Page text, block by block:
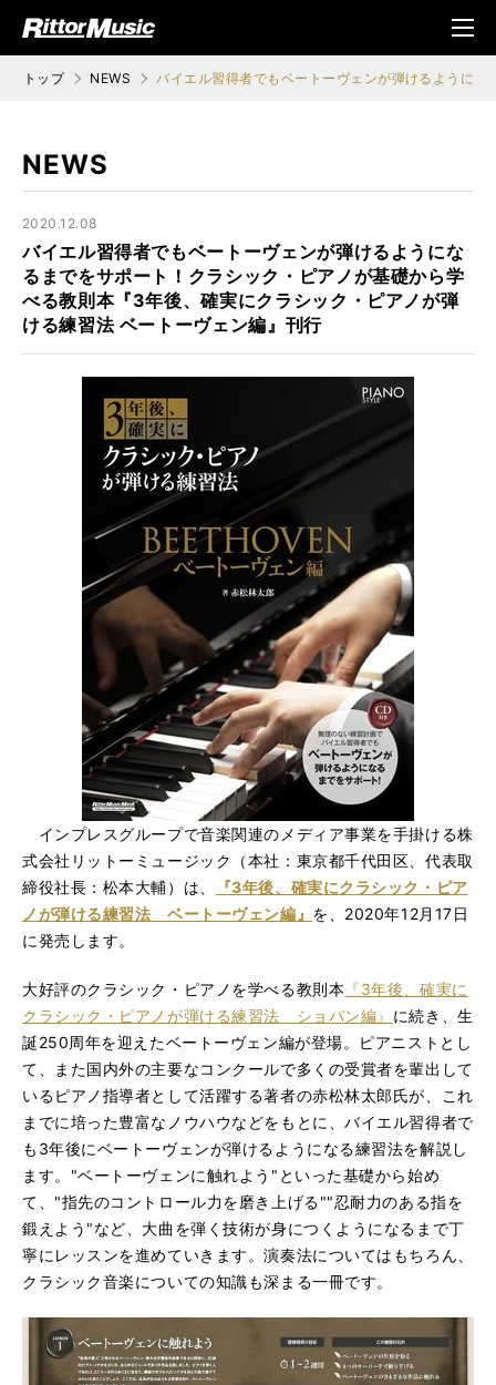
ジック (Rittor Musi
メニ
ュ
トップ NEWS バイエル習得者でもベートーヴェンが弾けるように
NEWS
2020.12.08
バイエル習得者でもベートーヴェンが弾けるようにな
るまでをサポート！クラシック・ピアノが基礎から学
べる教則本『3年後、確実にクラシック・ピアノが弾
ける練習法 ベートーヴェン編』刊行
インプレスグループで音楽関連のメディア事業を手掛ける株
式会社リットーミュージック（本社：東京都千代田区、代表取
締役社長：松本大輔）は、
『3年後、確実にクラシック・ピア
ノが弾ける練習法 ベートーヴェン編』 を、2020年12月17日
に発売します。
大好評のクラシック・ピアノを学べる教則本 『3年後、確実に
クラシック・ピアノが弾ける練習法 ショパン編』 に続き、生
誕250周年を迎えたベートーヴェン編が登場。ピアニストとし
て、また国内外の主要なコンクールで多くの受賞者を輩出して
いるピアノ指導者として活躍する著者の赤松林太郎氏が、これ
までに培った豊富なノウハウなどをもとに、バイエル習得者で
も3年後にベートーヴェンが弾けるようになる練習法を解説し
ます。"ベートーヴェンに触れよう"といった基礎から始め
て、"指先のコントロール力を磨き上げる""忍耐力のある指を
鍛えよう"など、大曲を弾く技術が身につくようになるまで丁
寧にレッスンを進めていきます。演奏法についてはもちろん、
クラシック音楽についての知識も深まる一冊です。